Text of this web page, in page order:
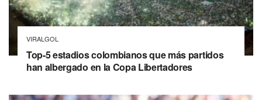
VIRALGOL
Top-5 estadios colombianos que más partidos
han albergado en la Copa Libertadores